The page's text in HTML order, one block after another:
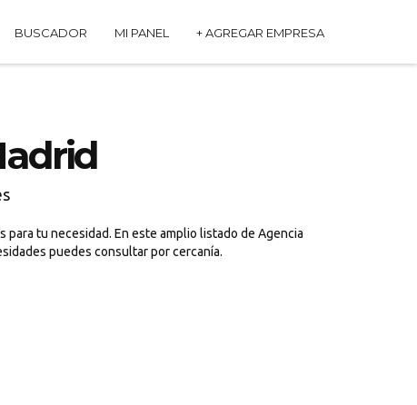
BUSCADOR MI PANEL + AGREGAR EMPRESA
tu necesidad. En este amplio listado de Agencia
puedes consultar por cercanía.